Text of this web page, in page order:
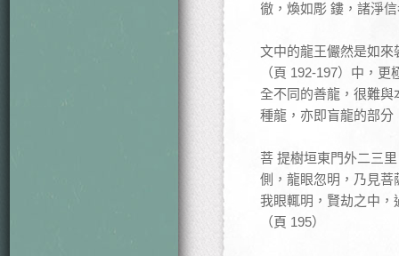
徹，煥如彫 鏤，諸淨
文中的龍王儼然是如
（頁 192-197）中，
全不同的善龍，很難
種龍，亦即盲龍的部分
菩 提樹垣東門外二三
側，龍眼忽明，乃見
我眼輒明，賢劫之中
（頁 195）